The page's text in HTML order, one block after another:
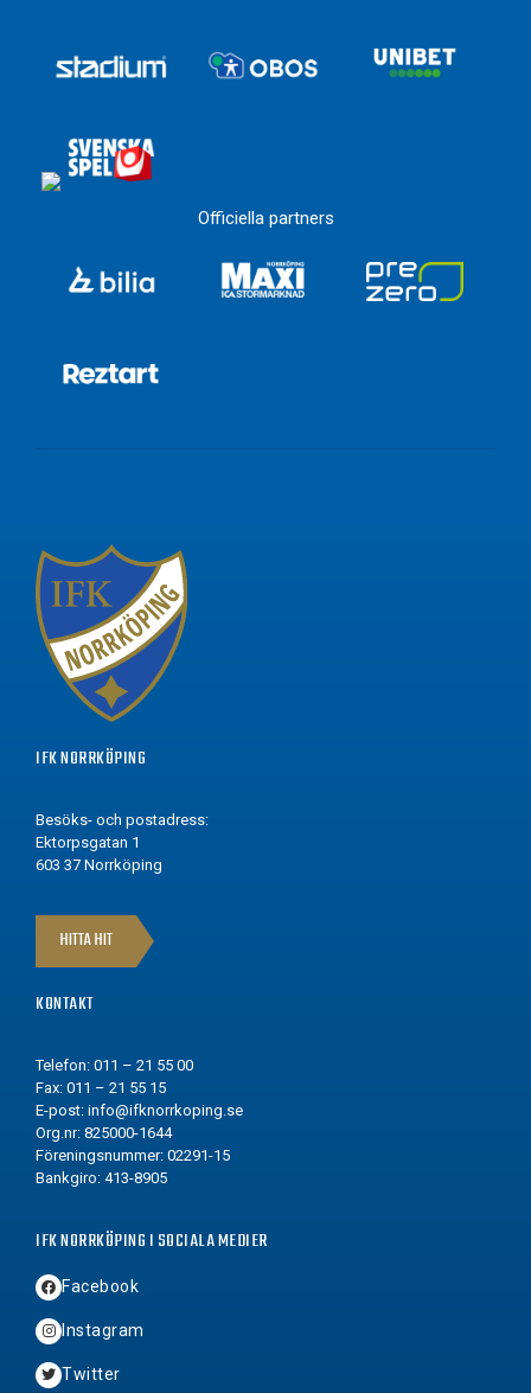
Officiella partners
IFK NORRKÖPING
Besöks- och postadress:
Ektorpsgatan 1
603 37 Norrköping
HITTA HIT
KONTAKT
Telefon: 011 – 21 55 00
Fax: 011 – 21 55 15
E-post: info@ifknorrkoping.se
Org.nr: 825000-1644
Föreningsnummer: 02291-15
Bankgiro: 413-8905
IFK NORRKÖPING I SOCIALA MEDIER
Facebook
Instagram
Twitter